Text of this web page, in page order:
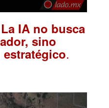
IA no busca
sino
.